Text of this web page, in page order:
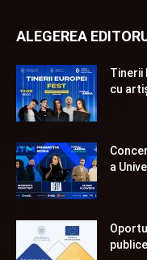
ALEGEREA
Tinerii
cu
a
publice